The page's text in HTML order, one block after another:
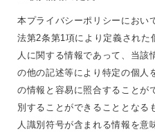
本プライバシーポリシーにおい
法第2条第1項により定義された
人に関する情報であって、当該
の他の記述等により特定の個人
の情報と容易に照合することが
別することができることとなる
人識別符号が含まれる情報を意